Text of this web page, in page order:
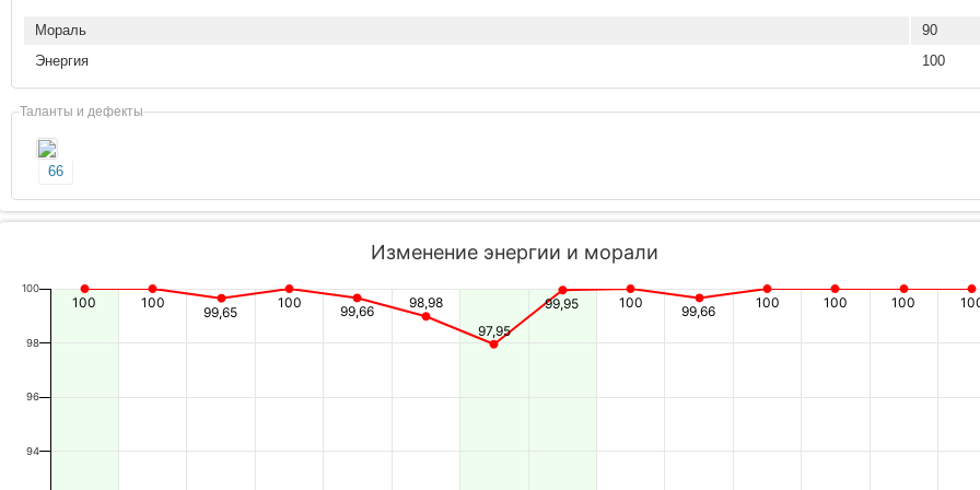
Мораль
90
Энергия
100
Таланты и дефекты
66
Изменение энергии и морали
100 100
99,65
100
99,66
98,98
97,95
99,95 100
99,66
100 100 100
94
96
98
100